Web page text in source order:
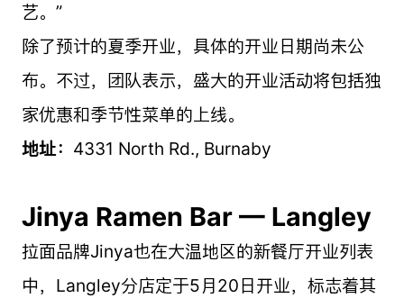
艺。”
除了预计的夏季开业，具体的开业日期尚未公
布。不过，团队表示，盛大的开业活动将包括独
家优惠和季节性菜单的上线。
地址： 4331 North Rd., Burnaby
Jinya Ramen Bar — Langley
拉面品牌Jinya也在大温地区的新餐厅开业列表
中，Langley分店定于5月20日开业，标志着其